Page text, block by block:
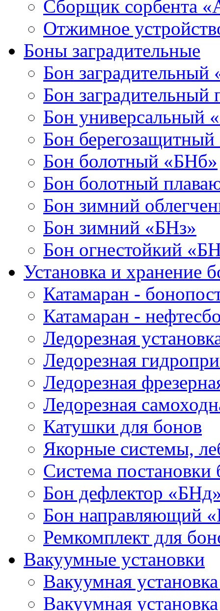
Сборщик сорбента
Отжимное
Боны заградительные
Бон заградительный
Бон
Бон универсальный
Бон
Бон болотный «БНб»
Бон болотный
Бон зимний
Бон зимний «БНз»
Бон огнестойкий
Установка и хранение
Катамаран -
Катамаран -
Ледорезная
Ледорезная
Ледорезная
Ледорезная
Катушки для бонов
Якорные системы,
Система
Бон дефлектор
Бон направляющий
Ремкомплект для
Вакуумные установки
Вакуумная
Вакуумная